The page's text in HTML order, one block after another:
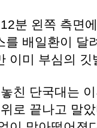
분 왼쪽 측면
를 배일환이 달
이미 부심의
친 단국대는
로 끝나고 말